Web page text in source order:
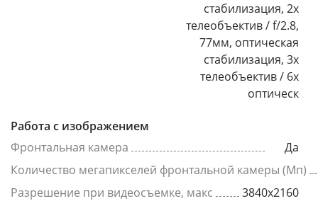
стабилизация, 2x
телеобъектив / f/2.8,
77мм, оптическая
стабилизация, 3x
телеобъектив / 6х
оптическ
Работа с изображением
Фронтальная камера
Да
Количество мегапикселей фронтальной камеры (Мп)
Разрешение при видеосъемке, макс
3840x2160